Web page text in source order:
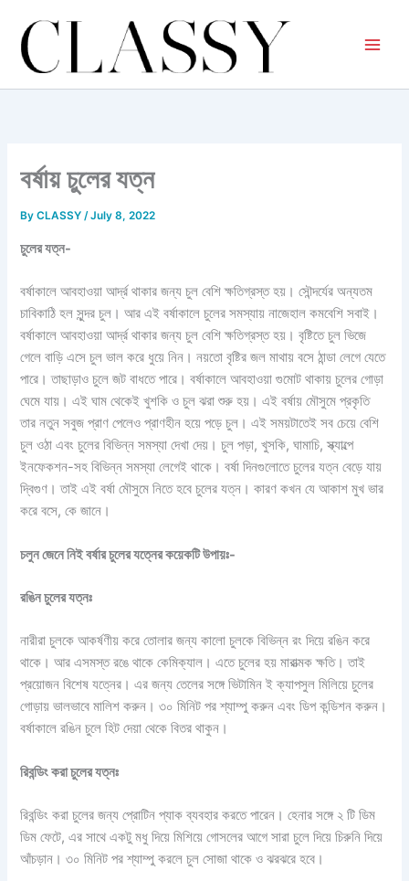
content
বর্ষায় চুলের যত্ন
ByCLASSY/July 8, 2022
চুলের যত্ন-
বর্ষাকালে আবহাওয়া আর্দ্র থাকার জন্য চুল বেশি ক্ষতিগ্রস্ত হয়। সৌন্দর্যের অন্যতম
চাবিকাঠি হল সুন্দর চুল। আর এই বর্ষাকালে চুলের সমস্যায় নাজেহাল কমবেশি সবাই।
বর্ষাকালে আবহাওয়া আর্দ্র থাকার জন্য চুল বেশি ক্ষতিগ্রস্ত হয়। বৃষ্টিতে চুল ভিজে
গেলে বাড়ি এসে চুল ভাল করে ধুয়ে নিন। নয়তো বৃষ্টির জল মাথায় বসে ঠান্ডা লেগে যেতে
পারে। তাছাড়াও চুলে জট বাধতে পারে। বর্ষাকালে আবহাওয়া গুমোট থাকায় চুলের গোড়া
ঘেমে যায়। এই ঘাম থেকেই খুশকি ও চুল ঝরা শুরু হয়। এই বর্ষায় মৌসুমে প্রকৃতি
তার নতুন সবুজ প্রাণ পেলেও প্রাণহীন হয়ে পড়ে চুল। এই সময়টাতেই সব চেয়ে বেশি
চুল ওঠা এবং চুলের বিভিন্ন সমস্যা দেখা দেয়। চুল পড়া, খুসকি, ঘামাচি, স্ক্যাল্পে
ইনফেকশন-সহ বিভিন্ন সমস্যা লেগেই থাকে। বর্ষা দিনগুলোতে চুলের যত্ন বেড়ে যায়
দ্বিগুণ। তাই এই বর্ষা মৌসুমে নিতে হবে চুলের যত্ন। কারণ কখন যে আকাশ মুখ ভার
করে বসে, কে জানে।
চলুন জেনে নিই বর্ষার চুলের যত্নের কয়েকটি উপায়ঃ-
রঙিন চুলের যত্নঃ
নারীরা চুলকে আকর্ষণীয় করে তোলার জন্য কালো চুলকে বিভিন্ন রং দিয়ে রঙিন করে
থাকে। আর এসমস্ত রঙে থাকে কেমিক্যাল। এতে চুলের হয় মারাত্মক ক্ষতি। তাই
প্রয়োজন বিশেষ যত্নের। এর জন্য তেলের সঙ্গে ভিটামিন ই ক্যাপসুল মিলিয়ে চুলের
গোড়ায় ভালভাবে মালিশ করুন। ৩০ মিনিট পর শ্যাম্পু করুন এবং ডিপ কন্ডিশন করুন।
বর্ষাকালে রঙিন চুলে হিট দেয়া থেকে বিতর থাকুন।
রিবন্ডিংকরাচুলেরযত্নঃ
রিবন্ডিং করা চুলের জন্য প্রোটিন প্যাক ব্যবহার করতে পারেন। হেনার সঙ্গে ২ টি ডিম
ডিম ফেটে, এর সাথে একটু মধু দিয়ে মিশিয়ে গোসলের আগে সারা চুলে দিয়ে চিরুনি দিয়ে
আঁচড়ান। ৩০ মিনিট পর শ্যাম্পু করলে চুল সোজা থাকে ও ঝরঝরে হবে।